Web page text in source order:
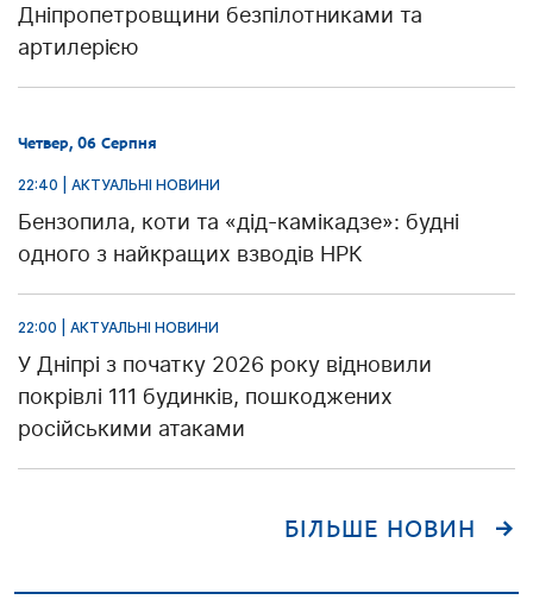
Дніпропетровщини безпілотниками та
артилерією
Четвер, 06 Серпня
22:40 | АКТУАЛЬНІ НОВИНИ
Бензопила, коти та «дід-камікадзе»: будні
одного з найкращих взводів НРК
22:00 | АКТУАЛЬНІ НОВИНИ
У Дніпрі з початку 2026 року відновили
покрівлі 111 будинків, пошкоджених
російськими атаками
БІЛЬШЕ НОВИН